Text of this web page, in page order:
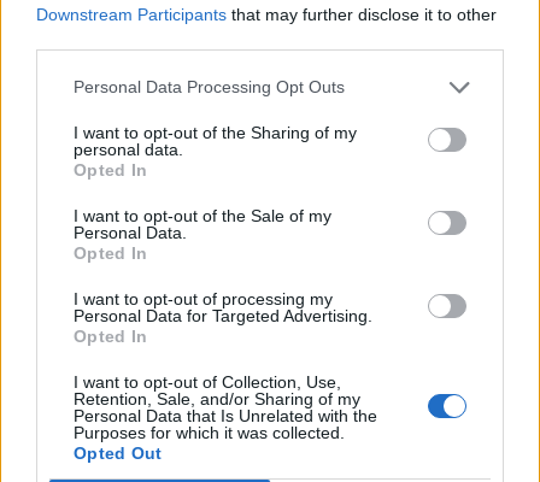
Downstream Participants that may further disclose it to other
Personal Data Processing Opt Outs
I want to opt-out of the Sharing of my
personal data.
Opted In
I want to opt-out of the Sale of my
Personal Data.
Opted In
I want to opt-out of processing my
Personal Data for Targeted Advertising.
Opted In
I want to opt-out of Collection, Use,
Retention, Sale, and/or Sharing of my
Personal Data that Is Unrelated with the
Purposes for which it was collected.
Opted Out
gazdaságpolitikai konferenciájának legfontosabb
KEDVES OLVASÓNK!
tartozik, melynek olvasása előfizetéses
regisztrációhoz kötött.
Az előfizetés a következőket tartalmazza:
Portfolio.hu teljes cikkarchívum
kötéslistái